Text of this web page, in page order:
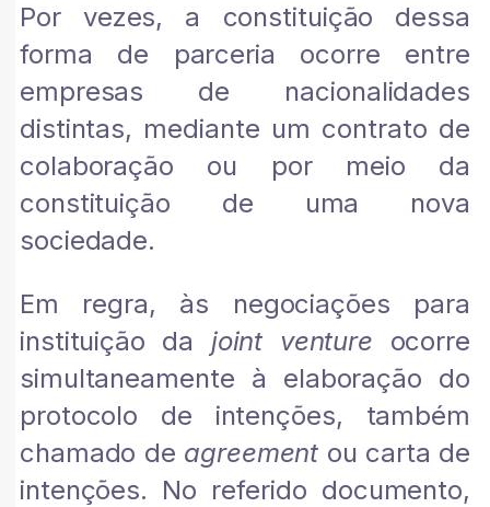
Por vezes, a constituição dessa
forma de parceria ocorre entre
empresas de nacionalidades
distintas, mediante um contrato de
colaboração ou por meio da
constituição de uma nova
sociedade.
Em regra, às negociações para
instituição da joint venture ocorre
simultaneamente à elaboração do
protocolo de intenções, também
chamado de agreement ou carta de
intenções. No referido documento,